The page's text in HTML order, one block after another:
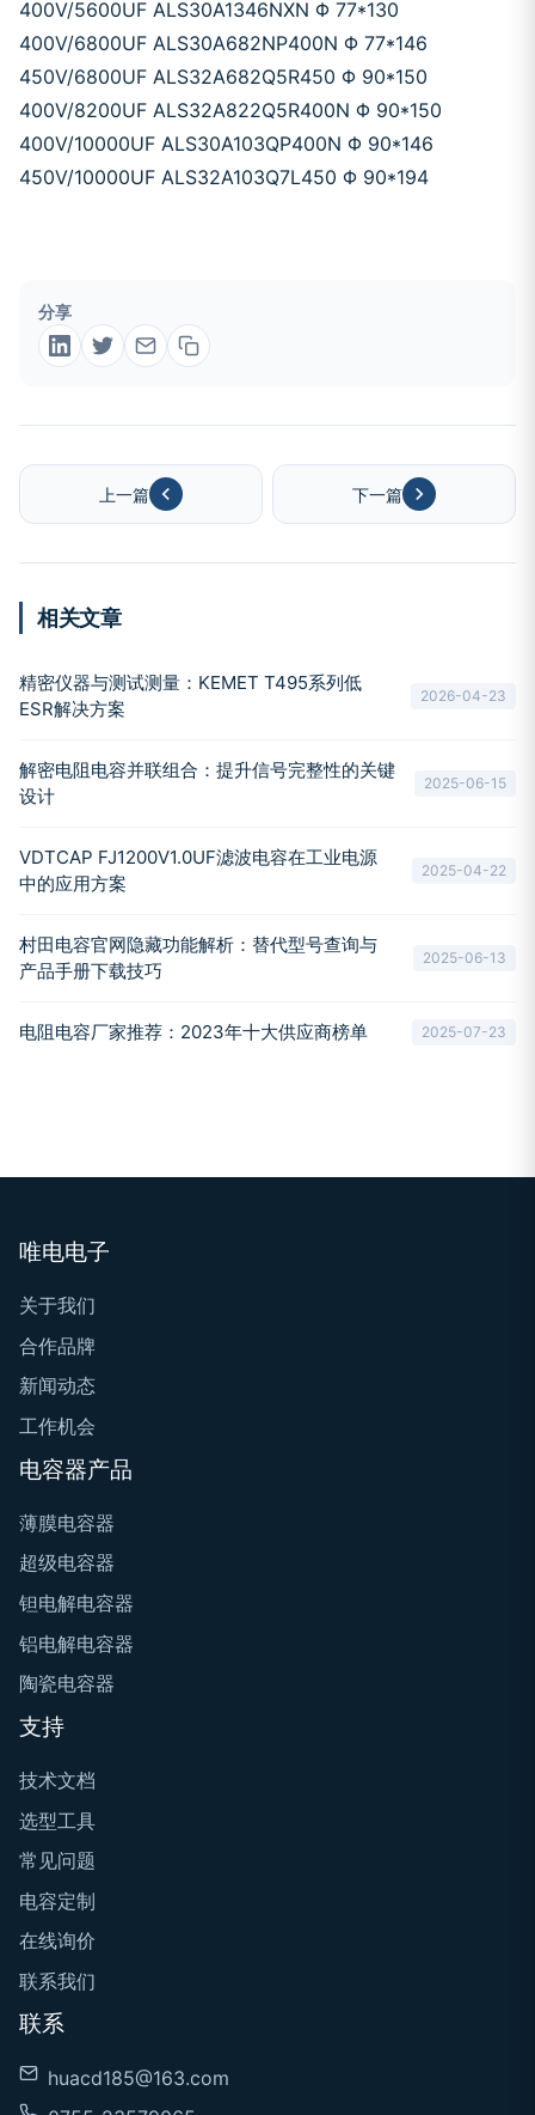
400V/5600UF ALS30A1346NXN Φ 77*130
400V/6800UF ALS30A682NP400N Φ 77*146
450V/6800UF ALS32A682Q5R450 Φ 90*150
400V/8200UF ALS32A822Q5R400N Φ 90*150
400V/10000UF ALS30A103QP400N Φ 90*146
450V/10000UF ALS32A103Q7L450 Φ 90*194
分享
上一篇 下一篇
相关文章
精密仪器与测试测量：KEMET T495系列低
ESR解决方案
2026-04-23
解密电阻电容并联组合：提升信号完整性的关键
设计
2025-06-15
VDTCAP FJ1200V1.0UF滤波电容在工业电源
中的应用方案
2025-04-22
村田电容官网隐藏功能解析：替代型号查询与
产品手册下载技巧
2025-06-13
电阻电容厂家推荐：2023年十大供应商榜单 2025-07-23
唯电电子
关于我们
合作品牌
新闻动态
工作机会
电容器产品
薄膜电容器
超级电容器
钽电解电容器
铝电解电容器
陶瓷电容器
支持
技术文档
选型工具
常见问题
电容定制
在线询价
联系我们
联系
huacd185@163.com